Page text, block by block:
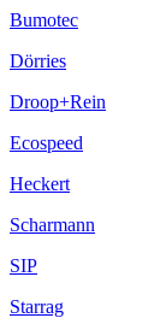
Bumotec
Dörries
Droop+Rein
Ecospeed
Heckert
Scharmann
SIP
Starrag